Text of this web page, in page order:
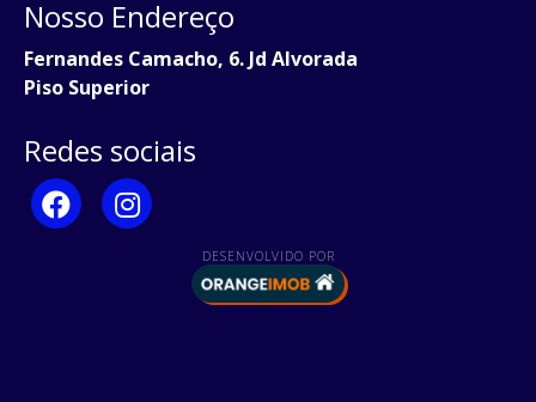
Nosso Endereço
Fernandes Camacho, 6. Jd Alvorada
Piso Superior
Redes sociais
DESENVOLVIDO POR